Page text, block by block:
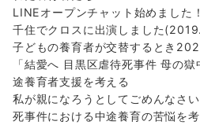
LINEオープンチャット始めました！
千住でクロスに出演しました
子どもの養育者が交替するとき
「結愛へ 目黒区虐待死事件 母の
途養育者支援を考える
私が親になろうとしてごめんなさ
死事件における中途養育の苦悩を